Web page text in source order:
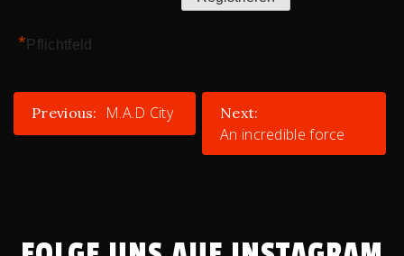
* Pflichtfeld
BEITRAGSNAVIGATION
Previous: M.A.D City Next:
An incredible force